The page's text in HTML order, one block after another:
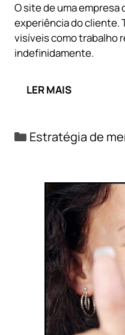
O site de uma
experiência do cliente.
visíveis como trabalho
indefinidamente.
LER MAIS
Categorias
Estratégia de